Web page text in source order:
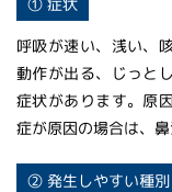
呼吸が速い、浅い、
動作が出る、じっと
症状があります。原
症が原因の場合は、
② 発生しやすい種別